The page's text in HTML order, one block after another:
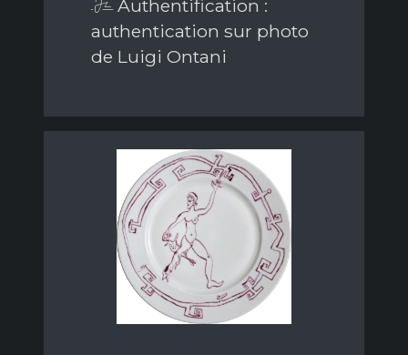
Authentification :
authentication sur photo
de Luigi Ontani